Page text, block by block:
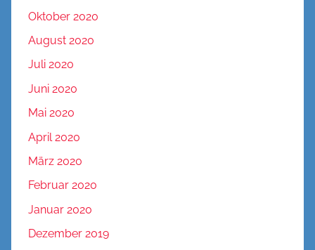
Oktober 2020
August 2020
Juli 2020
Juni 2020
Mai 2020
April 2020
März 2020
Februar 2020
Januar 2020
Dezember 2019